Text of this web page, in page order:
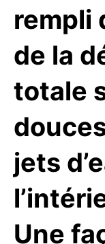
rempli
de la
totale
jets
Une